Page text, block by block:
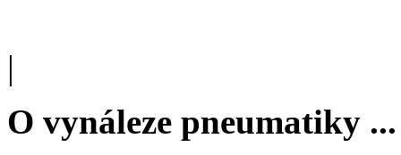
|
O vynáleze pneumatiky ...